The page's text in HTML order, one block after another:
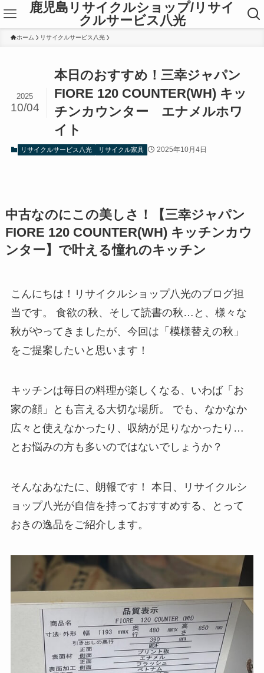
鹿児島リサイクルショップ/リサイ
クルサービス八光
ホーム リサイクルサービス八光
本日のおすすめ！三幸ジャパン
FIORE 120 COUNTER(WH) キッ
チンカウンター エナメルホワ
イト
2025
10/04
リサイクルサービス八光 リサイクル家具 2025年10月4日
中古なのにこの美しさ！【三幸ジャパン
FIORE 120 COUNTER(WH) キッチンカウ
ンター】で叶える憧れのキッチン
こんにちは！リサイクルショップ八光のブログ担
当です。 食欲の秋、そして読書の秋…と、様々な
秋がやってきましたが、今回は「模様替えの秋」
をご提案したいと思います！
キッチンは毎日の料理が楽しくなる、いわば「お
家の顔」とも言える大切な場所。 でも、なかなか
広々と使えなかったり、収納が足りなかったり…
とお悩みの方も多いのではないでしょうか？
そんなあなたに、朗報です！ 本日、リサイクルシ
ョップ八光が自信を持っておすすめする、とって
おきの逸品をご紹介します。